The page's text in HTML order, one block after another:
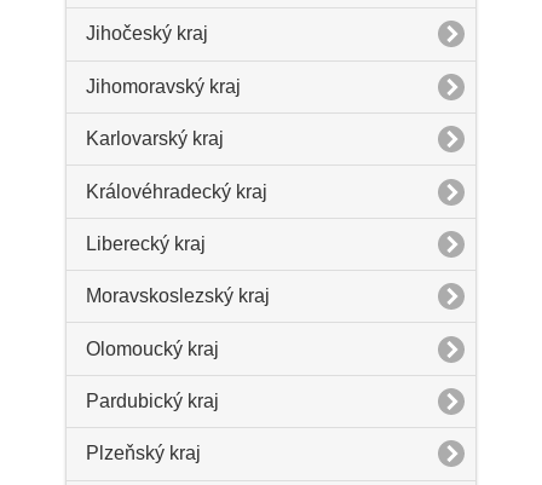
Jihočeský kraj
Jihomoravský kraj
Karlovarský kraj
Královéhradecký kraj
Liberecký kraj
Moravskoslezský kraj
Olomoucký kraj
Pardubický kraj
Plzeňský kraj